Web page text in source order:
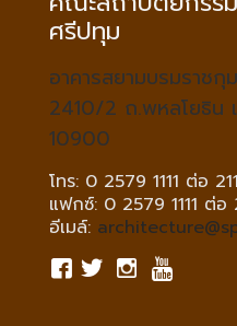
ศรีปทุม
อาคารสยามบรมราช
2410/2 ถ.พหลโยธิน
10900
โทร: 0 2579 1111 ต่อ
แฟกซ์: 0 2579 1111 ต่อ
อีเมล์: